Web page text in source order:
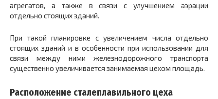
агрегатов, а также в связи с улучшением аэрации
отдельно стоящих зданий.
При такой планировке с увеличением числа отдельно
стоящих зданий и в особенности при использовании для
связи между ними железнодорожного транспорта
существенно увеличивается занимаемая цехом площадь.
Расположение сталеплавильного цеха